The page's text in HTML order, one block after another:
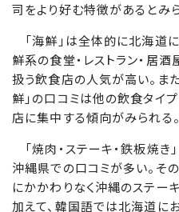
司をより好む特徴があるとみ
「海鮮」は全体的に北海道
鮮系の食堂・レストラン・居
扱う飲食店の人気が高い。ま
鮮」の口コミは他の飲食タイ
店に集中する傾向がみられる。
「焼肉・ステーキ・鉄板焼き
沖縄県での口コミが多い。そ
にかかわりなく沖縄のステー
加えて、韓国語では北海道に